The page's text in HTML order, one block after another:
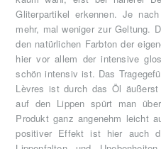
Gliterpartikel erkennen. Je
mehr, mal weniger zur Geltung.
den natürlichen Farbton der
hier vor allem der intensive
schön intensiv ist. Das
Lèvres ist durch das Öl
auf den Lippen spürt man
Produkt ganz angenehm leicht
positiver Effekt ist hier auch